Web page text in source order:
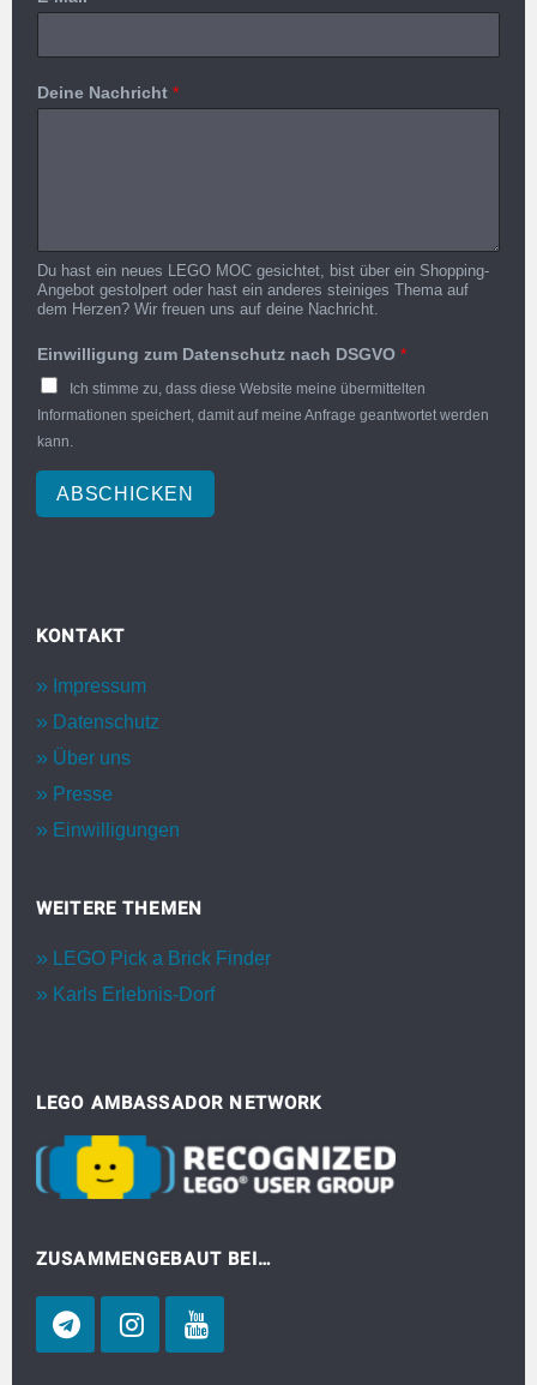
Deine Nachricht *
Du hast ein neues LEGO MOC gesichtet, bist über ein Shopping-
Angebot gestolpert oder hast ein anderes steiniges Thema auf
dem Herzen? Wir freuen uns auf deine Nachricht.
Einwilligung zum Datenschutz nach DSGVO *
Ich stimme zu, dass diese Website meine übermittelten
Informationen speichert, damit auf meine Anfrage geantwortet werden
kann.
ABSCHICKEN
KONTAKT
Impressum
Datenschutz
Über uns
Presse
Einwilligungen
WEITERE THEMEN
LEGO Pick a Brick Finder
Karls Erlebnis-Dorf
LEGO AMBASSADOR NETWORK
ZUSAMMENGEBAUT BEI…